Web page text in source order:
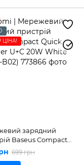
ЦІНА!
зарядний
Baseus Compact
U+C 20W
B02)
699 грн